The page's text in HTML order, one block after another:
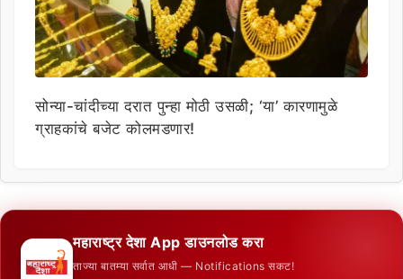
सोन्या-चांदीच्या दरात पुन्हा मोठी उसळी; ‘या’ कारणामुळे
ग्राहकांचे बजेट कोलमडणार!
महाराष्ट्र देशा App डाउनलोड करा
ताज्या बातम्या सर्वात आधी — Notifications सकट!